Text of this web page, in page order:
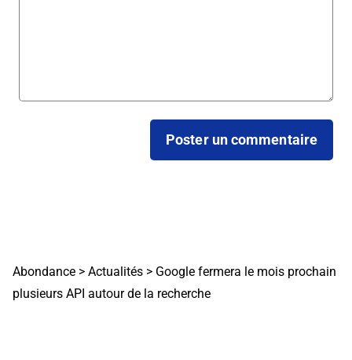
Abondance > Actualités > Google fermera le mois prochain
plusieurs API autour de la recherche